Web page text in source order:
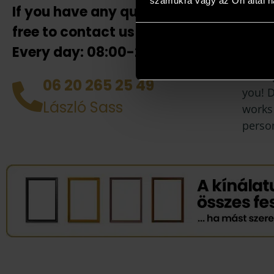
If you have any questions, feel
free to contact us!
Every day: 08:00-20:00!
06 20 265 25 49
László Sass
If
our
also
you!